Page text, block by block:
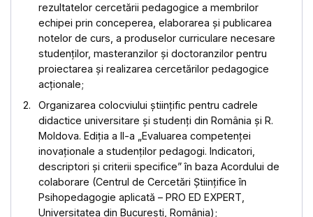
rezultatelor cercetării pedagogice a membrilor
echipei prin conceperea, elaborarea și publicarea
notelor de curs, a produselor curriculare necesare
studenților, masteranzilor și doctoranzilor pentru
proiectarea și realizarea cercetărilor pedagogice
acționale;
Organizarea colocviului științific pentru cadrele
didactice universitare și studenți din România și R.
Moldova. Ediția a II-a „Evaluarea competenței
inovaționale a studenților pedagogi. Indicatori,
descriptori și criterii specifice” în baza Acordului de
colaborare (Centrul de Cercetări Ştiinţifice în
Psihopedagogie aplicată – PRO ED EXPERT,
Universitatea din București, România);